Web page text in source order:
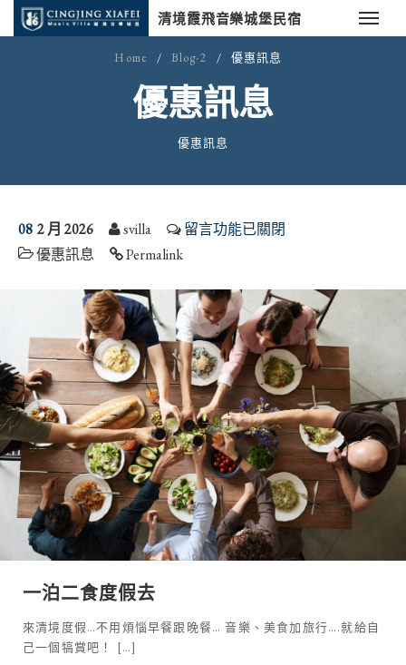
清境霞飛音樂城堡民宿
Home / Blog-2 / 優惠訊息
優惠訊息
優惠訊息
08 2 月 2026 svilla
留言功能已關閉
優惠訊息
Permalink
一泊二食度假去
來清境度假…不用煩惱早餐跟晚餐… 音樂、美食加旅行….就給自
己一個犒賞吧！ […]